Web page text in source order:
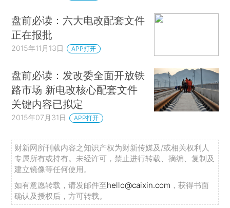
盘前必读：六大电改配套文件
正在报批
2015年11月13日 APP打开
盘前必读：发改委全面开放铁
路市场 新电改核心配套文件
关键内容已拟定
2015年07月31日 APP打开
财新网所刊载内容之知识产权为财新传媒及/或相关权利人
专属所有或持有。未经许可，禁止进行转载、摘编、复制及
建立镜像等任何使用。
如有意愿转载，请发邮件至hello@caixin.com ，获得书面
确认及授权后，方可转载。